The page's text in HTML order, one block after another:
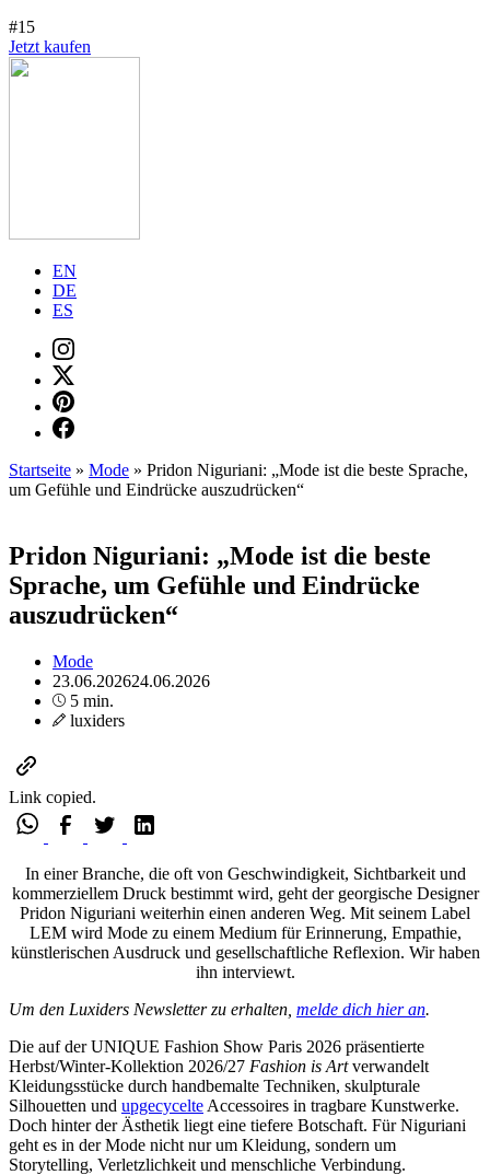
#15
Jetzt kaufen
EN
DE
ES
Startseite » Mode » Pridon Niguriani: „Mode ist die beste Sprache,
um Gefühle und Eindrücke auszudrücken“
Pridon Niguriani: „Mode ist die beste
Sprache, um Gefühle und Eindrücke
auszudrücken“
Mode
23.06.202624.06.2026
5 min.
luxiders
Link copied.
In einer Branche, die oft von Geschwindigkeit, Sichtbarkeit und
kommerziellem Druck bestimmt wird, geht der georgische Designer
Pridon Niguriani weiterhin einen anderen Weg. Mit seinem Label
LEM wird Mode zu einem Medium für Erinnerung, Empathie,
künstlerischen Ausdruck und gesellschaftliche Reflexion. Wir haben
ihn interviewt.
Um den Luxiders Newsletter zu erhalten, melde dich hier an.
Die auf der UNIQUE Fashion Show Paris 2026 präsentierte
Herbst/Winter-Kollektion 2026/27 Fashion is Artverwandelt
Kleidungsstücke durch handbemalte Techniken, skulpturale
Silhouetten und upgecycelte Accessoires in tragbare Kunstwerke.
Doch hinter der Ästhetik liegt eine tiefere Botschaft. Für Niguriani
geht es in der Mode nicht nur um Kleidung, sondern um
Storytelling, Verletzlichkeit und menschliche Verbindung.